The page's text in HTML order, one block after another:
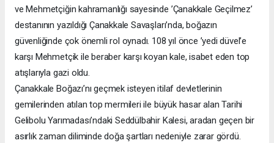
ve Mehmetçiğin kahramanlığı sayesinde ’Çanakkale Geçilmez’
destanının yazıldığı Çanakkale Savaşları’nda, boğazın
güvenliğinde çok önemli rol oynadı. 108 yıl önce ’yedi düvel’e
karşı Mehmetçik ile beraber karşı koyan kale, isabet eden top
atışlarıyla gazi oldu.
Çanakkale Boğazı’nı geçmek isteyen itilaf devletlerinin
gemilerinden atılan top mermileri ile büyük hasar alan Tarihi
Gelibolu Yarımadası’ndaki Seddülbahir Kalesi, aradan geçen bir
asırlık zaman diliminde doğa şartları nedeniyle zarar gördü.